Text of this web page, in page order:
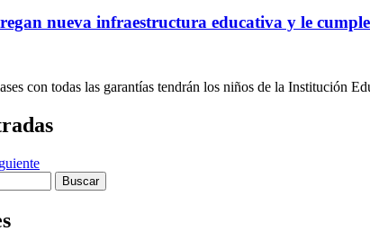
nueva infraestructura educativa y le
con todas las garantías tendrán los niños de la Institución